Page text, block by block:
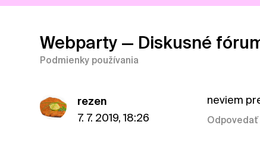
Webparty — Diskusné
Podmienky používania
rezen
7. 7. 2019, 18:26
neviem
Odpovedať